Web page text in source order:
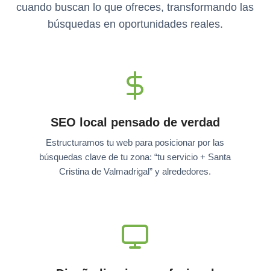
cuando buscan lo que ofreces, transformando las
búsquedas en oportunidades reales.
SEO local pensado de verdad
Estructuramos tu web para posicionar por las
búsquedas clave de tu zona: “tu servicio + Santa
Cristina de Valmadrigal” y alrededores.